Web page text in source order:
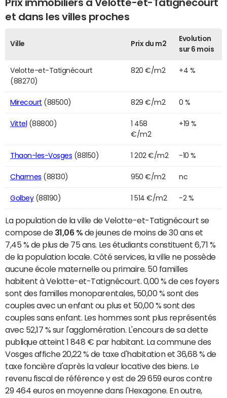
Prix immobiliers à Velotte-et-Tatignécourt
et dans les villes proches
Ville Prix du m2
Evolution
sur 6 mois
Velotte-et-Tatignécourt
(88270)
820 €/m2 +4 %
Mirecourt (88500) 829 €/m2 0 %
Vittel (88800)
1 458
€/m2
+19 %
Thaon-les-Vosges (88150) 1 202 €/m2 -10 %
Charmes (88130) 950 €/m2 nc
Golbey(88190) 1 514 €/m2 -2 %
La population de la ville de Velotte-et-Tatignécourt se
compose de 31,06 % de jeunes de moins de 30 ans et
7,45 % de plus de 75 ans. Les étudiants constituent 6,71 %
de la population locale. Côté services, la ville ne possède
aucune école maternelle ou primaire. 50 familles
habitent à Velotte-et-Tatignécourt. 0,00 % de ces foyers
sont des familles monoparentales, 50,00 % sont des
couples avec un enfant ou plus et 50,00 % sont des
couples sans enfant. Les hommes sont plus représentés
avec 52,17 % sur l'agglomération. L'encours de sa dette
publique atteint 1 848 € par habitant. La commune des
Vosges affiche 20,22 % de taxe d'habitation et 36,68 % de
taxe foncière d'après la valeur locative des biens. Le
revenu fiscal de référence y est de 29 659 euros contre
29 464 euros en moyenne dans l'Hexagone. En outre,